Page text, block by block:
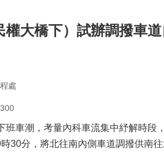
權大橋下）試辦調撥車
處
班車潮，考量內科車流集中紓解時
30分，將北往南內側車道調撥供南